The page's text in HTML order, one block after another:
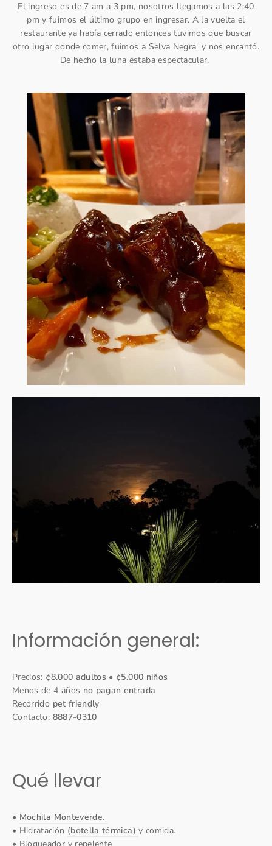
El ingreso es de 7 am a 3 pm, nosotros llegamos a las 2:40
pm y fuimos el último grupo en ingresar. A la vuelta el
restaurante ya había cerrado entonces tuvimos que buscar
otro lugar donde comer, fuimos a Selva Negra y nos encantó.
De hecho la luna estaba espectacular.
Información general:
Precios: ¢8.000 adultos • ¢5.000 niños
Menos de 4 años no pagan entrada
Recorrido pet friendly
Contacto: 8887-0310
Qué llevar
• Mochila Monteverde.
• Hidratación (botella térmica) y comida.